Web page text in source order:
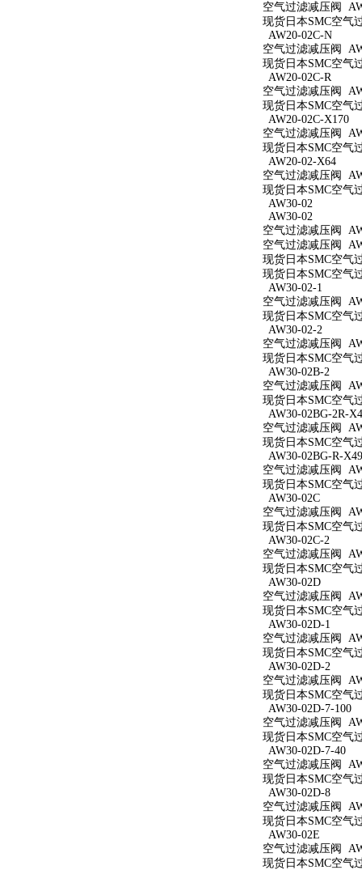
空气过滤减压阀
现货日本SMC空气
AW20-02C-N
空气过滤减压阀
现货日本SMC空气
AW20-02C-R
空气过滤减压阀
现货日本SMC空气
AW20-02C-X170
空气过滤减压阀
现货日本SMC空气
AW20-02-X64
空气过滤减压阀
现货日本SMC空气
AW30-02
AW30-02
空气过滤减压阀
空气过滤减压阀
现货日本SMC空气
现货日本SMC空气
AW30-02-1
空气过滤减压阀
现货日本SMC空气
AW30-02-2
空气过滤减压阀
现货日本SMC空气
AW30-02B-2
空气过滤减压阀
现货日本SMC空气
AW30-02BG-2R-
空气过滤减压阀
现货日本SMC空气
AW30-02BG-R-
空气过滤减压阀
现货日本SMC空气
AW30-02C
空气过滤减压阀
现货日本SMC空气
AW30-02C-2
空气过滤减压阀
现货日本SMC空气
AW30-02D
空气过滤减压阀
现货日本SMC空气
AW30-02D-1
空气过滤减压阀
现货日本SMC空气
AW30-02D-2
空气过滤减压阀
现货日本SMC空气
AW30-02D-7-100
空气过滤减压阀
现货日本SMC空气
AW30-02D-7-40
空气过滤减压阀
现货日本SMC空气
AW30-02D-8
空气过滤减压阀
现货日本SMC空气
AW30-02E
空气过滤减压阀
现货日本SMC空气